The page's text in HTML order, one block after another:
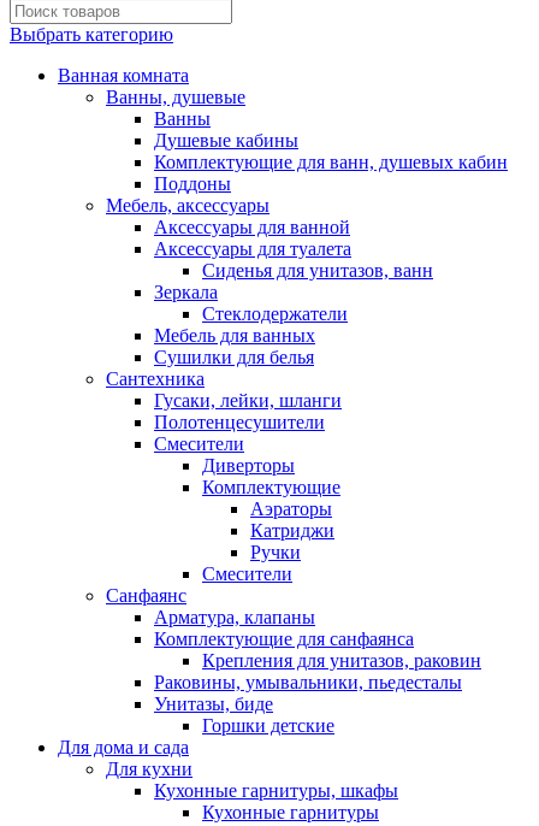
Выбрать категорию
Ванная комната
Ванны, душевые
Ванны
Душевые кабины
Комплектующие для ванн, душевых кабин
Поддоны
Мебель, аксессуары
Аксессуары для ванной
Аксессуары для туалета
Сиденья для унитазов, ванн
Зеркала
Стеклодержатели
Мебель для ванных
Сушилки для белья
Сантехника
Гусаки, лейки, шланги
Полотенцесушители
Смесители
Диверторы
Комплектующие
Аэраторы
Катриджи
Ручки
Смесители
Санфаянс
Арматура, клапаны
Комплектующие для санфаянса
Крепления для унитазов, раковин
Раковины, умывальники, пьедесталы
Унитазы, биде
Горшки детские
Для дома и сада
Для кухни
Кухонные гарнитуры, шкафы
Кухонные гарнитуры